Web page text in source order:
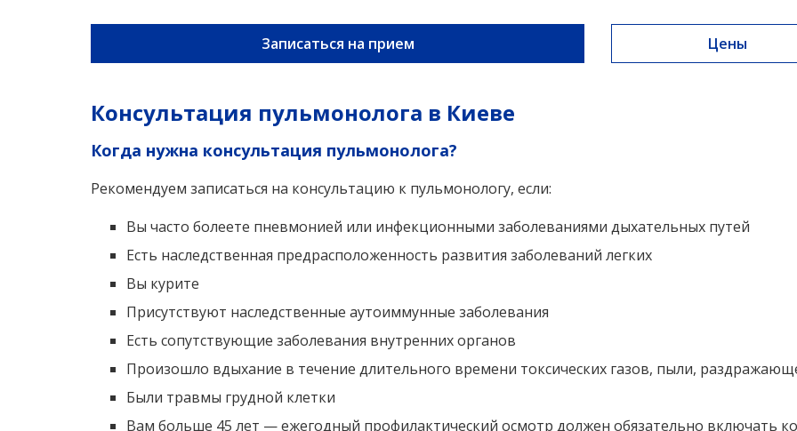
Записаться на прием Цены
Консультация пульмонолога в Киеве
Когда нужна консультация пульмонолога?
Рекомендуем записаться на консультацию к пульмонологу, если:
Вы часто болеете пневмонией или инфекционными заболеваниями дыхательных путей
Есть наследственная предрасположенность развития заболеваний легких
Вы курите
Присутствуют наследственные аутоиммунные заболевания
Есть сопутствующие заболевания внутренних органов
Произошло вдыхание в течение длительного времени токсических газов, пыли,
Были травмы грудной клетки
Вам больше 45 лет — ежегодный профилактический осмотр должен обязательно включать